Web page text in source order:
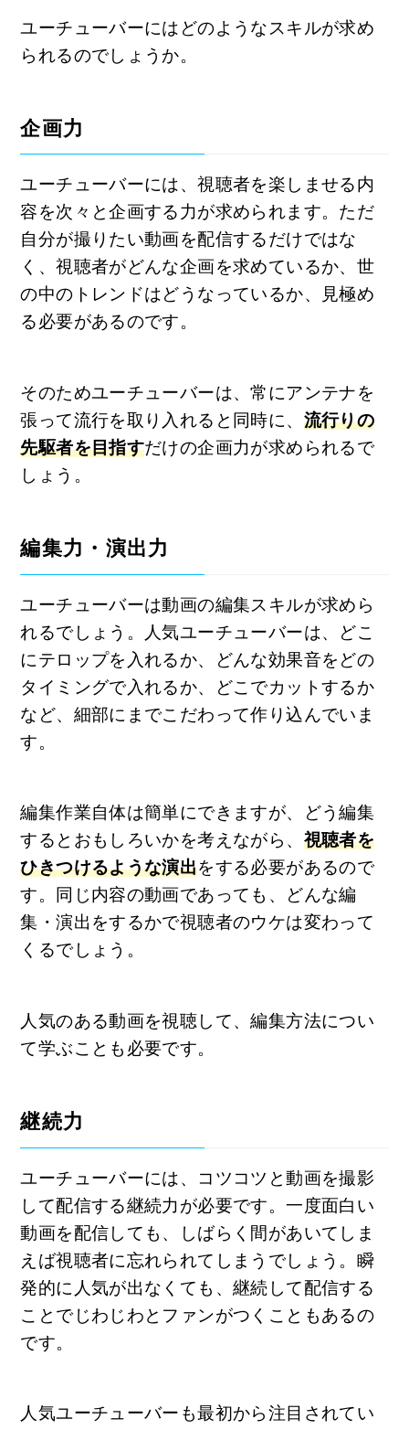
ユーチューバーにはどのようなスキルが求め
られるのでしょうか。
企画力
ユーチューバーには、視聴者を楽しませる内
容を次々と企画する力が求められます。ただ
自分が撮りたい動画を配信するだけではな
く、視聴者がどんな企画を求めているか、世
の中のトレンドはどうなっているか、見極め
る必要があるのです。
そのためユーチューバーは、常にアンテナを
張って流行を取り入れると同時に、 流行りの
先駆者を目指すだけの企画力が求められるで
しょう。
編集力・演出力
ユーチューバーは動画の編集スキルが求めら
れるでしょう。人気ユーチューバーは、どこ
にテロップを入れるか、どんな効果音をどの
タイミングで入れるか、どこでカットするか
など、細部にまでこだわって作り込んでいま
す。
編集作業自体は簡単にできますが、どう編集
するとおもしろいかを考えながら、 視聴者を
ひきつけるような演出をする必要があるので
す。同じ内容の動画であっても、どんな編
集・演出をするかで視聴者のウケは変わって
くるでしょう。
人気のある動画を視聴して、編集方法につい
て学ぶことも必要です。
継続力
ユーチューバーには、コツコツと動画を撮影
して配信する継続力が必要です。一度面白い
動画を配信しても、しばらく間があいてしま
えば視聴者に忘れられてしまうでしょう。瞬
発的に人気が出なくても、継続して配信する
ことでじわじわとファンがつくこともあるの
です。
人気ユーチューバーも最初から注目されてい